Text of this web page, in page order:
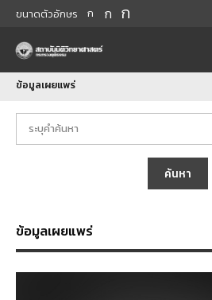
ขนาดตัวอักษร ก ก ก
ข้อมูลเผยแพร่
ค้นหา
ข้อมูลเผยแพร่